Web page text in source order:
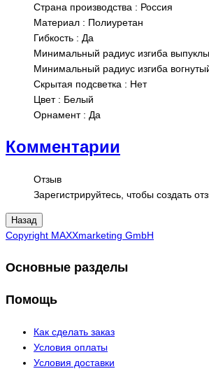
Страна производства : Россия
Материал : Полиуретан
Гибкость : Да
Минимальный радиус изгиба
Минимальный радиус изгиба
Скрытая подсветка : Нет
Цвет: Белый
Орнамент: Да
Комментарии
Отзыв
Зарегистрируйтесь, чтобы создать
Copyright MAXXmarketing GmbH
Основные разделы
Помощь
Как сделать заказ
Условия оплаты
Условия доставки